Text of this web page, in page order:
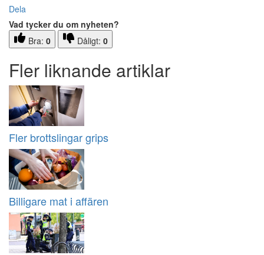
Dela
Vad tycker du om nyheten?
Bra: 0 Dåligt: 0
Fler liknande artiklar
Fler brottslingar grips
Billigare mat i affären